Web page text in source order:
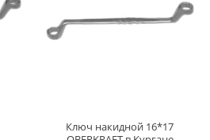
Ключ накидной 16*17